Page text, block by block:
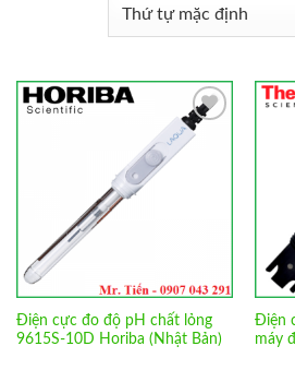
Add to
Wishlist
Điện cực đo độ pH chất lỏng
9615S-10D Horiba (Nhật Bản)
Điện
máy